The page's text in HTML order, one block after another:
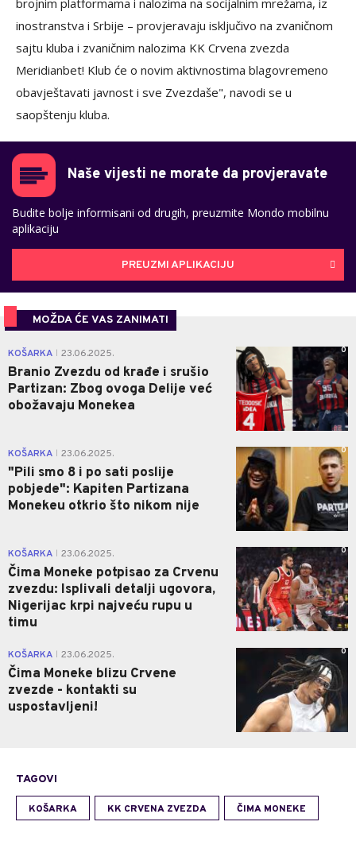
brojnim platformama i nalozima na socijalnim mrežama, iz
inostranstva i Srbije – provjeravaju isključivo na zvaničnom
sajtu kluba i zvaničnim nalozima KK Crvena zvezda
Meridianbet! Klub će o novim aktivnostima blagovremeno
obavještavati javnost i sve Zvezdaše", navodi se u
saopštenju kluba.
Naše vijesti ne morate da provjeravate
Budite bolje informisani od drugih, preuzmite Mondo mobilnu
aplikaciju
PREUZMI APLIKACIJU
MOŽDA ĆE VAS ZANIMATI
KOŠARKA 23.06.2025.
Branio Zvezdu od krađe i srušio
Partizan: Zbog ovoga Delije već
obožavaju Monekea
0
KOŠARKA 23.06.2025.
"Pili smo 8 i po sati poslije
pobjede": Kapiten Partizana
Monekeu otkrio što nikom nije
0
KOŠARKA 23.06.2025.
Čima Moneke potpisao za Crvenu
zvezdu: Isplivali detalji ugovora,
Nigerijac krpi najveću rupu u
timu
0
KOŠARKA 23.06.2025.
Čima Moneke blizu Crvene
zvezde - kontakti su
uspostavljeni!
0
TAGOVI
KOŠARKA KK CRVENA ZVEZDA ČIMA MONEKE